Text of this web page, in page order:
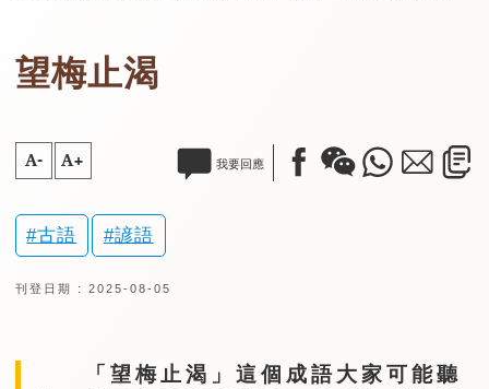
望梅止渴
A- A+ 我要回應
古語 諺語
刊登日期 : 2025-08-05
「望梅止渴」這個成語大家可能聽